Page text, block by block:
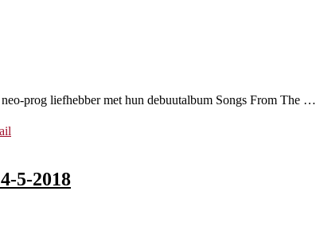
prog liefhebber met hun debuutalbum Songs From The …
5-2018